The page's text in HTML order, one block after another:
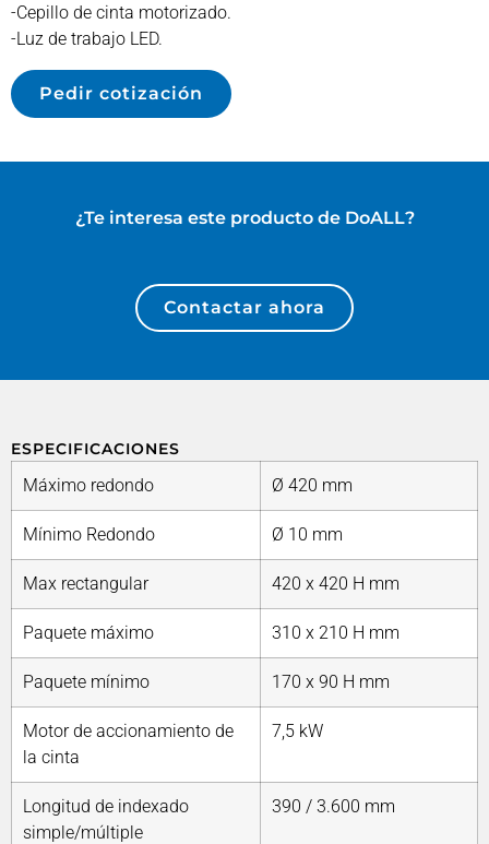
-Cepillo de cinta motorizado.
-Luz de trabajo LED.
Pedir cotización
¿Te interesa este producto de DoALL?
Contactar ahora
ESPECIFICACIONES
Máximo redondo Ø 420 mm
Mínimo Redondo Ø 10 mm
Max rectangular 420 x 420 H mm
Paquete máximo 310 x 210 H mm
Paquete mínimo 170 x 90 H mm
Motor de accionamiento de
la cinta
7,5 kW
Longitud de indexado
simple/múltiple
390 / 3.600 mm